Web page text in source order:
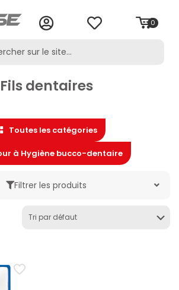
0
Fils dentaires
Toutes les catégories
à Hygiène bucco-dentaire
Filtrer les produits